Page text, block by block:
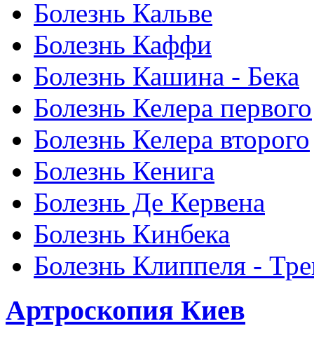
Болезнь Кальве
Болезнь Каффи
Болезнь Кашина - Бека
Болезнь Келера первого
Болезнь Келера второго
Болезнь Кенига
Болезнь Де Кервена
Болезнь Кинбека
Болезнь Клиппеля -
Артроскопия Киев